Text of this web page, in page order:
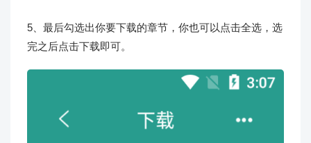
5、最后勾选出你要下载的章节，你也可以点击全选，选
完之后点击下载即可。